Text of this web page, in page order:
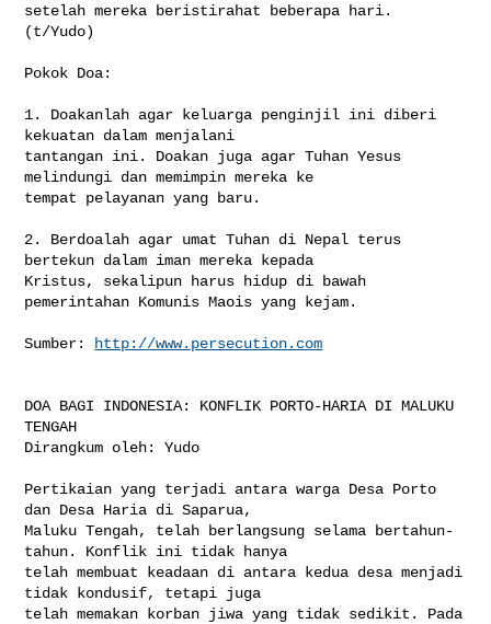
setelah mereka beristirahat beberapa hari.
(t/Yudo)
Pokok Doa:
1. Doakanlah agar keluarga penginjil ini diberi
kekuatan dalam menjalani
tantangan ini. Doakan juga agar Tuhan Yesus
melindungi dan memimpin mereka ke
tempat pelayanan yang baru.
2. Berdoalah agar umat Tuhan di Nepal terus
bertekun dalam iman mereka kepada
Kristus, sekalipun harus hidup di bawah
pemerintahan Komunis Maois yang kejam.
Sumber: http://www.persecution.com
DOA BAGI INDONESIA: KONFLIK PORTO-HARIA DI MALUKU
TENGAH
Dirangkum oleh: Yudo
Pertikaian yang terjadi antara warga Desa Porto
dan Desa Haria di Saparua,
Maluku Tengah, telah berlangsung selama bertahun-
tahun. Konflik ini tidak hanya
telah membuat keadaan di antara kedua desa menjadi
tidak kondusif, tetapi juga
telah memakan korban jiwa yang tidak sedikit. Pada